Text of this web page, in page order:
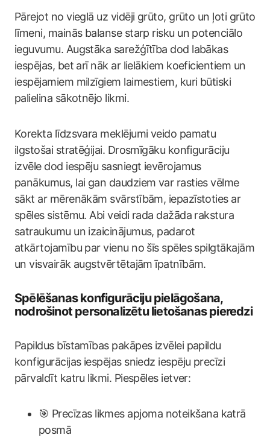
Pārejot no vieglā uz vidēji grūto, grūto un ļoti grūto
līmeni, mainās balanse starp risku un potenciālo
ieguvumu. Augstāka sarežģītība dod labākas
iespējas, bet arī nāk ar lielākiem koeficientiem un
iespējamiem milzīgiem laimestiem, kuri būtiski
palielina sākotnējo likmi.
Korekta līdzsvara meklējumi veido pamatu
ilgstošai stratēģijai. Drosmīgāku konfigurāciju
izvēle dod iespēju sasniegt ievērojamus
panākumus, lai gan daudziem var rasties vēlme
sākt ar mērenākām svārstībām, iepazīstoties ar
spēles sistēmu. Abi veidi rada dažāda rakstura
satraukumu un izaicinājumus, padarot
atkārtojamību par vienu no šīs spēles spilgtākajām
un visvairāk augstvērtētajām īpatnībām.
Spēlēšanas konfigurāciju pielāgošana,
nodrošinot personalizētu lietošanas pieredzi
Papildus bīstamības pakāpes izvēlei papildu
konfigurācijas iespējas sniedz iespēju precīzi
pārvaldīt katru likmi. Piespēles ietver:
🎯 Precīzas likmes apjoma noteikšana katrā
posmā